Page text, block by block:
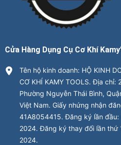
Cửa Hàng Dụng Cụ Cơ Khí
Tên hộ kinh doanh: HỘ KINH
CƠ KHÍ KAMY TOOLS. Địa chỉ:
Phường Nguyễn Thái Bình,
Việt Nam. Giấy nhứng nhận
41A8054415. Đăng ký lần
2024. Đăng ký thay đổi lần thứ
2024.